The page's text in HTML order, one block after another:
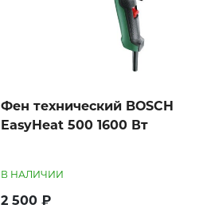
Фен технический BOSCH
EasyHeat 500 1600 Вт
В НАЛИЧИИ
2 500 ₽